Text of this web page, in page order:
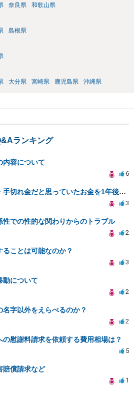
奈良県 和歌山県
島根県
大分県 宮崎県 鹿児島県 沖縄県
ランキング
内容について
6
ダブル不倫・借金・手切れ金だと思っていたお金を1年後いまさら脅迫罪として通知書が来てまとめて請求
3
性での性的な関わりからのトラブル
2
ことは可能なのか？
3
動について
2
字以外をえらべるのか？
2
慰謝料請求を依頼する費用相場は？
5
賠償請求など
1